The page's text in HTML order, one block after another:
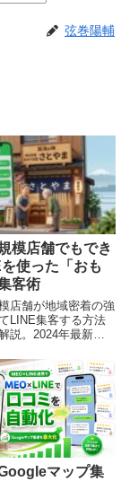
弦巻陽輔
模店舗でもでき
使った「おも
客術
店舗が地域密着の強
LINE集客する方法
説。2024年最新の
、アナログのおもて
ルで拡張する3原則
。
マップ集